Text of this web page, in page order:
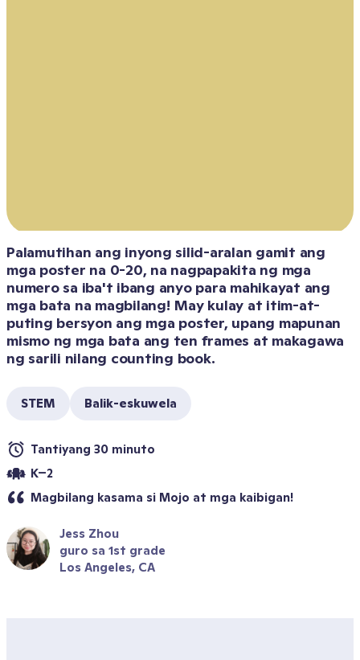
Palamutihan ang inyong silid-aralan gamit ang
mga poster na 0-20, na nagpapakita ng mga
numero sa iba't ibang anyo para mahikayat ang
mga bata na magbilang! May kulay at itim-at-
puting bersyon ang mga poster, upang mapunan
mismo ng mga bata ang ten frames at makagawa
ng sarili nilang counting book.
STEM Balik-eskuwela
Tantiyang 30 minuto
K–2
Magbilang kasama si Mojo at mga kaibigan!
Jess Zhou
guro sa 1st grade
Los Angeles, CA